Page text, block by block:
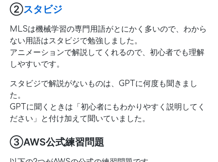
②スタビジ
MLSは機械学習の専門用語がとにかく多いので、わから
ない用語はスタビジで勉強しました。
アニメーションで解説してくれるので、初心者でも理解
しやすいです。
スタビジで解説がないものは、GPTに何度も聞きまし
た。
GPTに聞くときは「初心者にもわかりやすく説明してく
ださい」と付け加えて聞いていました。
③AWS公式練習問題